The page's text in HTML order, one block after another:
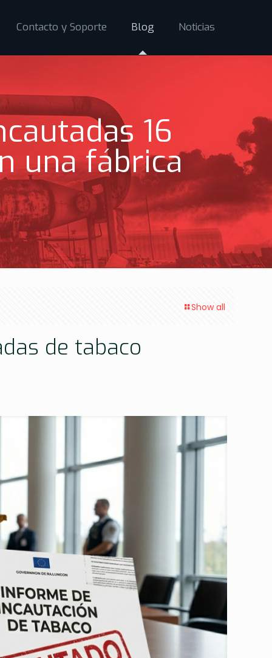
Contacto y Soporte Blog Noticias
16
una fábrica
Show all
de tabaco